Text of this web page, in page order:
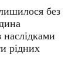
без
наслідками
рідних